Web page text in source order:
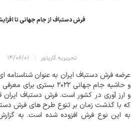
فرش دستباف از جام جهانی تا
تحریریه کارپتور ۱۴/۰۶/۰۱
عرضه فرش دستباف ایران به عنوان شناسنامه
و حاشیه جام جهانی ۲۰۲۲
و ارز آوری در کشور است. فرش دستباف ایران
که با گذشت زمان بر تنوع طرح های فرش
به این نوع فرش افزوده شده است. به